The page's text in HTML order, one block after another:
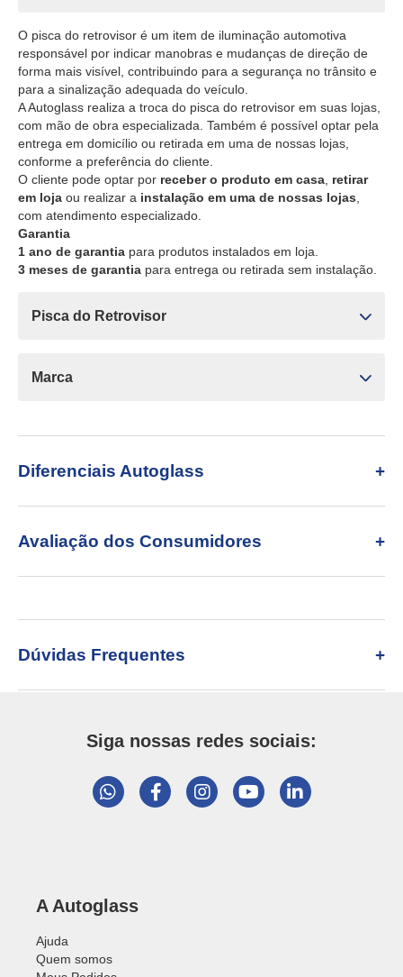
O pisca do retrovisor é um item de iluminação automotiva
responsável por indicar manobras e mudanças de direção de
forma mais visível, contribuindo para a segurança no trânsito e
para a sinalização adequada do veículo.
A Autoglass realiza a troca do pisca do retrovisor em suas lojas,
com mão de obra especializada. Também é possível optar pela
entrega em domicílio ou retirada em uma de nossas lojas,
conforme a preferência do cliente.
O cliente pode optar por receber o produto em casa retirar
em loja ou realizar a instalação em uma de nossas lojas
com atendimento especializado.
Garantia
1 ano de garantia para produtos instalados em loja.
3 meses de garantia para entrega ou retirada sem instalação.
Pisca do Retrovisor
Marca
Diferenciais Autoglass
Avaliação dos Consumidores
Dúvidas Frequentes
Siga nossas redes sociais:
A Autoglass
Ajuda
Quem somos